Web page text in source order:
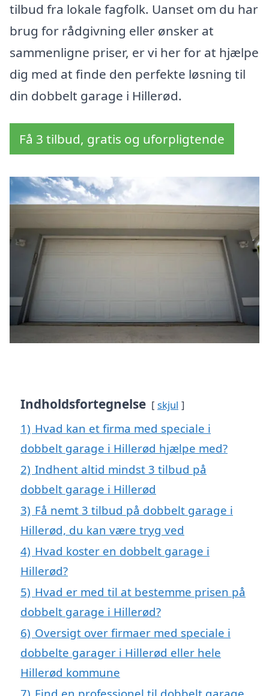
tilbud fra lokale fagfolk. Uanset om du har
brug for rådgivning eller ønsker at
sammenligne priser, er vi her for at hjælpe
dig med at finde den perfekte løsning til
din dobbelt garage i Hillerød.
Få 3 tilbud, gratis og uforpligtende
Indholdsfortegnelse skjul
1) Hvad kan et firma med speciale i
dobbelt garage i Hillerød hjælpe med?
2) Indhent altid mindst 3 tilbud på
dobbelt garage i Hillerød
3) Få nemt 3 tilbud på dobbelt garage i
Hillerød, du kan være tryg ved
4) Hvad koster en dobbelt garage i
Hillerød?
5) Hvad er med til at bestemme prisen på
dobbelt garage i Hillerød?
6) Oversigt over firmaer med speciale i
dobbelte garager i Hillerød eller hele
Hillerød kommune